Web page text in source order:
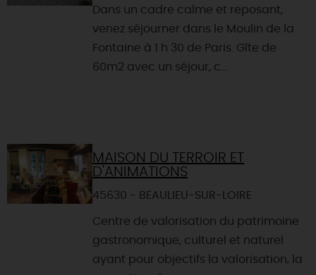
Dans un cadre calme et reposant,
venez séjourner dans le Moulin de la
Fontaine à 1 h 30 de Paris. Gîte de
60m2 avec un séjour, c...
MAISON DU TERROIR ET
D'ANIMATIONS
45630 - BEAULIEU-SUR-LOIRE
Centre de valorisation du patrimoine
gastronomique, culturel et naturel
ayant pour objectifs la valorisation, la